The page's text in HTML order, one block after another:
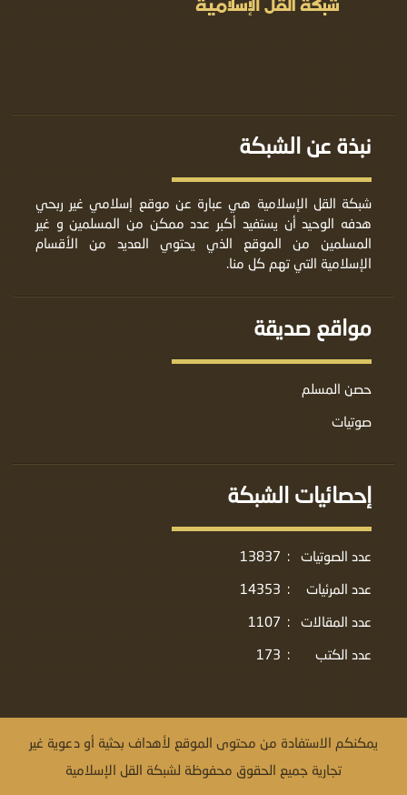
نبذة عن الشبكة
شبكة القل الإسلامية هي عبارة عن موقع إسلامي غير ربحي
هدفه الوحيد أن يستفيد أكبر عدد ممكن من المسلمين و غير
المسلمين من الموقع الذي يحتوي العديد من الأقسام
الإسلامية التي تهم كل منا.
مواقع صديقة
حصن المسلم
صوتيات
إحصائيات الشبكة
عدد الصوتيات :
13837
عدد المرئيات
:
14353
عدد المقالات
:
1107
عدد الكتب
:
173
يمكنكم الاستفادة من محتوى الموقع لأهداف بحثية أو دعوية غير
تجارية جميع الحقوق محفوظة لشبكة القل الإسلامية